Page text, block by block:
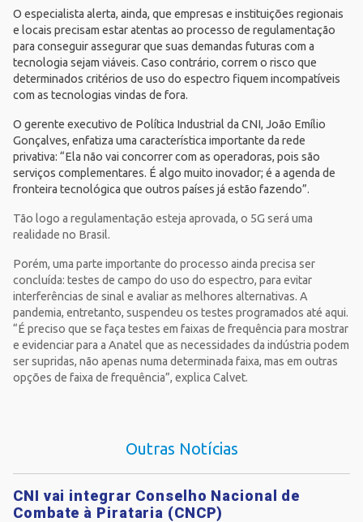
O especialista alerta, ainda, que empresas e instituições regionais
e locais precisam estar atentas ao processo de regulamentação
para conseguir assegurar que suas demandas futuras com a
tecnologia sejam viáveis. Caso contrário, correm o risco que
determinados critérios de uso do espectro fiquem incompatíveis
com as tecnologias vindas de fora.
O gerente executivo de Política Industrial da CNI, João Emílio
Gonçalves, enfatiza uma característica importante da rede
privativa: “Ela não vai concorrer com as operadoras, pois são
serviços complementares. É algo muito inovador; é a agenda de
fronteira tecnológica que outros países já estão fazendo”.
Tão logo a regulamentação esteja aprovada, o 5G será uma
realidade no Brasil.
Porém, uma parte importante do processo ainda precisa ser
concluída: testes de campo do uso do espectro, para evitar
interferências de sinal e avaliar as melhores alternativas. A
pandemia, entretanto, suspendeu os testes programados até aqui.
“É preciso que se faça testes em faixas de frequência para mostrar
e evidenciar para a Anatel que as necessidades da indústria podem
ser supridas, não apenas numa determinada faixa, mas em outras
opções de faixa de frequência”, explica Calvet.
Outras Notícias
CNI vai integrar Conselho Nacional de
Combate à Pirataria (CNCP)